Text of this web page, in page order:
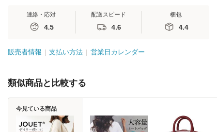
連絡・応対
4.5
配送スピード
4.6
梱包
4.4
販売者情報 支払い方法 営業日カレンダー
類似商品と比較する
今見ている商品